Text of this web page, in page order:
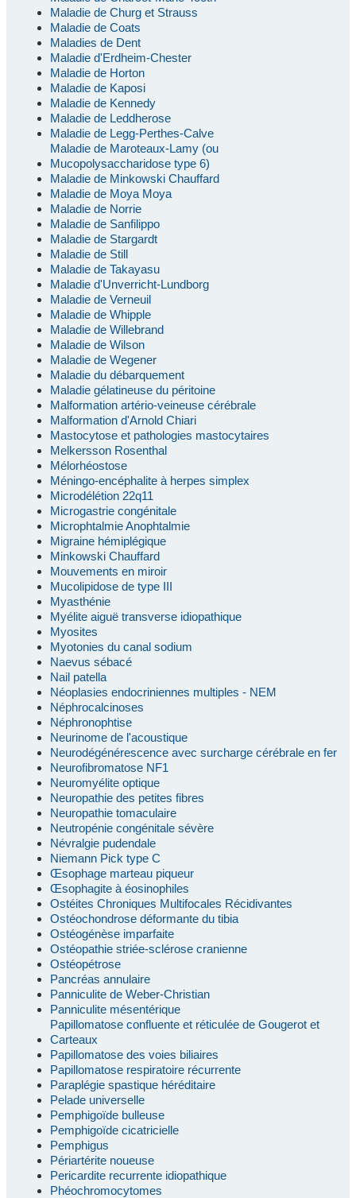
Maladie de Churg et Strauss
Maladie de Coats
Maladies de Dent
Maladie d'Erdheim-Chester
Maladie de Horton
Maladie de Kaposi
Maladie de Kennedy
Maladie de Leddherose
Maladie de Legg-Perthes-Calve
Maladie de Maroteaux-Lamy (ou
Mucopolysaccharidose type 6)
Maladie de Minkowski Chauffard
Maladie de Moya Moya
Maladie de Norrie
Maladie de Sanfilippo
Maladie de Stargardt
Maladie de Still
Maladie de Takayasu
Maladie d'Unverricht-Lundborg
Maladie de Verneuil
Maladie de Whipple
Maladie de Willebrand
Maladie de Wilson
Maladie de Wegener
Maladie du débarquement
Maladie gélatineuse du péritoine
Malformation artério-veineuse cérébrale
Malformation d'Arnold Chiari
Mastocytose et pathologies mastocytaires
Melkersson Rosenthal
Mélorhéostose
Méningo-encéphalite à herpes simplex
Microdélétion 22q11
Microgastrie congénitale
Microphtalmie Anophtalmie
Migraine hémiplégique
Minkowski Chauffard
Mouvements en miroir
Mucolipidose de type III
Myasthénie
Myélite aiguë transverse idiopathique
Myosites
Myotonies du canal sodium
Naevus sébacé
Nail patella
Néoplasies endocriniennes multiples - NEM
Néphrocalcinoses
Néphronophtise
Neurinome de l'acoustique
Neurodégénérescence avec surcharge cérébrale en fer
Neurofibromatose NF1
Neuromyélite optique
Neuropathie des petites fibres
Neuropathie tomaculaire
Neutropénie congénitale sévère
Névralgie pudendale
Niemann Pick type C
Œsophage marteau piqueur
Œsophagite à éosinophiles
Ostéites Chroniques Multifocales Récidivantes
Ostéochondrose déformante du tibia
Ostéogénèse imparfaite
Ostéopathie striée-sclérose cranienne
Ostéopétrose
Pancréas annulaire
Panniculite de Weber-Christian
Panniculite mésentérique
Papillomatose confluente et réticulée de Gougerot et
Carteaux
Papillomatose des voies biliaires
Papillomatose respiratoire récurrente
Paraplégie spastique héréditaire
Pelade universelle
Pemphigoïde bulleuse
Pemphigoïde cicatricielle
Pemphigus
Périartérite noueuse
Pericardite recurrente idiopathique
Phéochromocytomes